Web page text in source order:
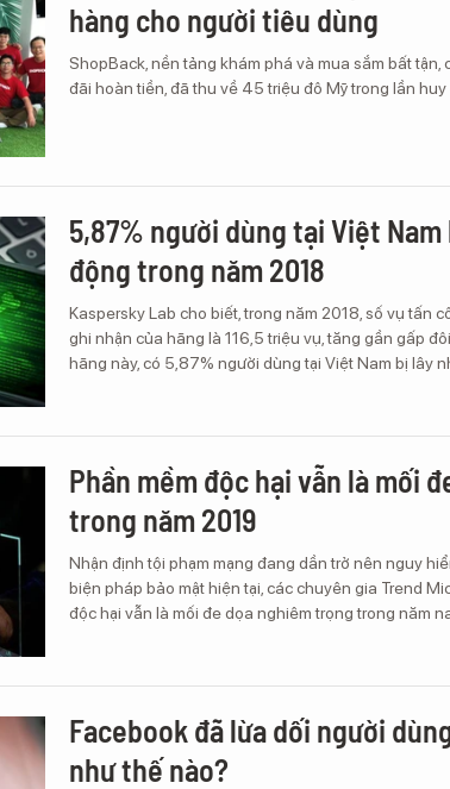
hàng cho người tiêu dùng
ShopBack, nền tảng khám phá và mua sắm bất
đãi hoàn tiền, đã thu về 45 triệu đô Mỹ trong lần
5,87% người dùng tại Việt
động trong năm 2018
Kaspersky Lab cho biết, trong năm 2018, số vụ tấn
ghi nhận của hãng là 116,5 triệu vụ, tăng gần gấp
hãng này, có 5,87% người dùng tại Việt Nam bị lây
Phần mềm độc hại vẫn là mối
trong năm 2019
Nhận định tội phạm mạng đang dần trở nên nguy
biện pháp bảo mật hiện tại, các chuyên gia Trend
độc hại vẫn là mối đe dọa nghiêm trọng trong năm
Facebook đã lừa dối người
như thế nào?